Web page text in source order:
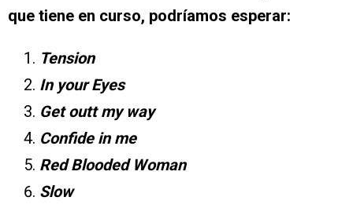
que tiene en curso, podríamos esperar:
Tension
In your Eyes
Get outt my way
Confide in me
Red Blooded Woman
Slow